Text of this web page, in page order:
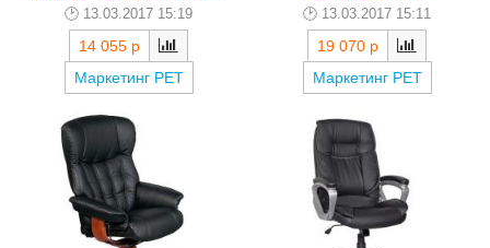
13.03.2017 15:19
14 055 р
Маркетинг РЕТ
13.03.2017 15:11
19 070 р
Маркетинг РЕТ